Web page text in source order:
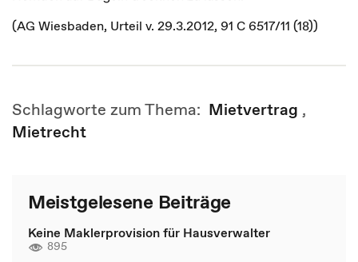
(AG Wiesbaden, Urteil v. 29.3.2012, 91 C 6517/11 (18))
Schlagworte zum Thema: Mietvertrag ,
Mietrecht
Meistgelesene Beiträge
Keine Maklerprovision für Hausverwalter
895